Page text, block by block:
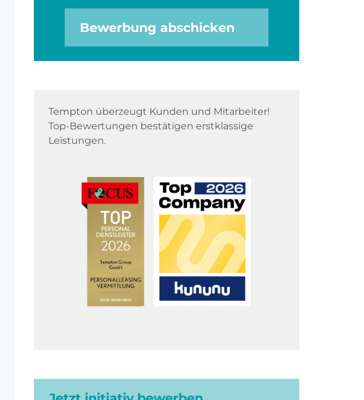
Bewerbung abschicken
Tempton überzeugt Kunden und Mitarbeiter!
Top-Bewertungen bestätigen erstklassige
Leistungen.